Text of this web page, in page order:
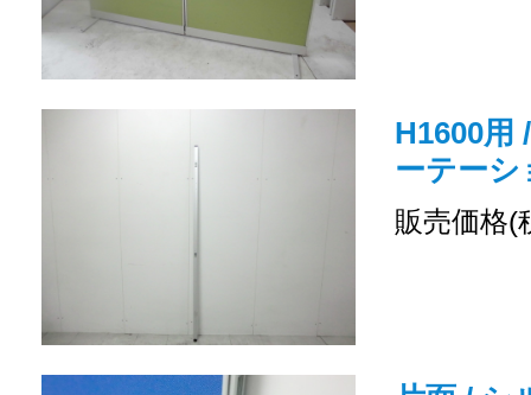
H1600用
ーテー
販売価格(